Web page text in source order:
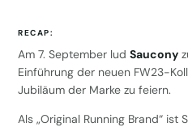
RECAP:
Am 7. September ludSaucony
Einführung der neuen FW23-
Jubiläum der Marke zu feiern.
Als „Original Running Brand“